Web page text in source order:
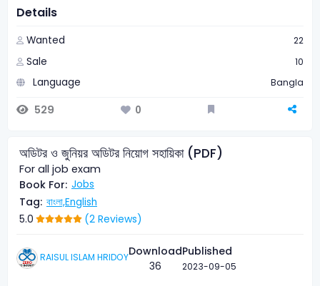
Details
Wanted 22
Sale 10
Language Bangla
529 0
অডিটর ও জুনিয়র অডিটর নিয়োগ সহায়িকা (PDF)
For all job exam
Book For: Jobs
Tag: বাংলা,English
5.0 (2 Reviews)
RAISUL ISLAM HRIDOYDownload
36
Published
2023-09-05